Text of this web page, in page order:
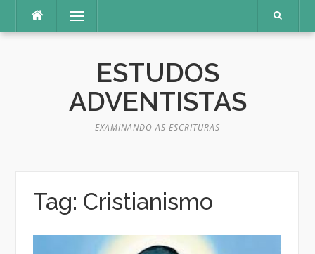
o
Menu
ESTUDOS
ADVENTISTAS
EXAMINANDO AS ESCRITURAS
Tag: Cristianismo